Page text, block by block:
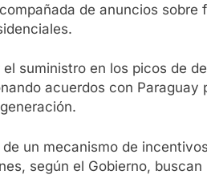
de anuncios
suministro en los picos de
acuerdos con
un mecanismo de
según el Gobierno,